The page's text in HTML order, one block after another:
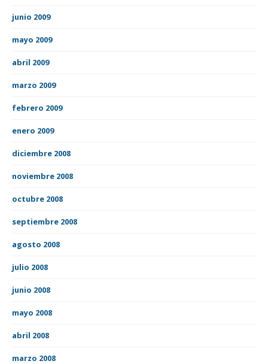
junio 2009
mayo 2009
abril 2009
marzo 2009
febrero 2009
enero 2009
diciembre 2008
noviembre 2008
octubre 2008
septiembre 2008
agosto 2008
julio 2008
junio 2008
mayo 2008
abril 2008
marzo 2008